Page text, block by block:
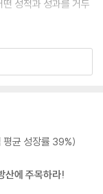
성적과 성과를 거두
것일까?’, ‘지금의 높
들이 있고, 그것들의
떠한 먹거리들이 준비
비교 분석하고, 그들
노출되어 있는지도
평균 성장률 39%)
산에 주목하라!